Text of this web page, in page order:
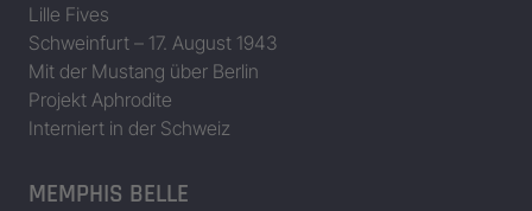
Lille Fives
Schweinfurt – 17. August 1943
Mit der Mustang über Berlin
Projekt Aphrodite
Interniert in der Schweiz
MEMPHIS BELLE